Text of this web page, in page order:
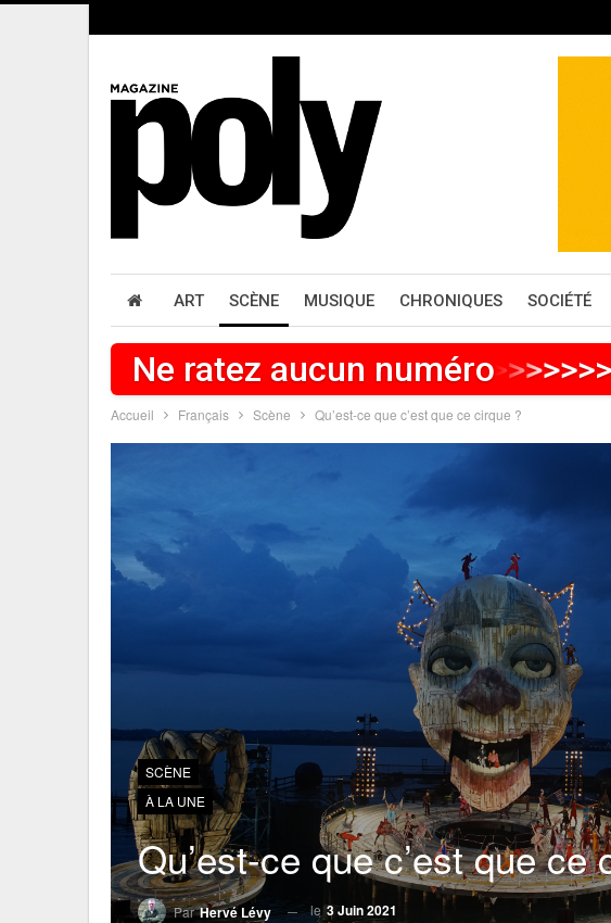
ART SCÈNE MUSIQUE CHRONIQUES SOCIÉTÉ
Ne ratez aucun numéro>>>>>>
Accueil Français Scène Qu’est-ce que c’est que ce cirque ?
SCÈNE
À LA UNE
Qu’est-ce que c’est que ce
ParHervé Lévy le3 Juin 2021